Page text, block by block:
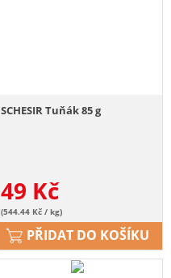
SCHESIR Tuňák 85 g
49 Kč
(544.44 Kč / kg)
PŘIDAT DO KOŠÍKU